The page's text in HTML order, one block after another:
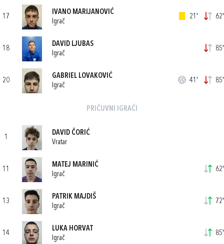
17
IVANO MARIJANOVIĆ
Igrač
21' 62'
18
DAVID LJUBAS
Igrač
85'
20
GABRIEL LOVAKOVIĆ
Igrač
41' 85'
PRIČUVNI IGRAČI
1
DAVID ČORIĆ
Vratar
11
MATEJ MARINIĆ
Igrač
62'
13
PATRIK MAJDIŠ
Igrač
72'
14
LUKA HORVAT
Igrač
85'